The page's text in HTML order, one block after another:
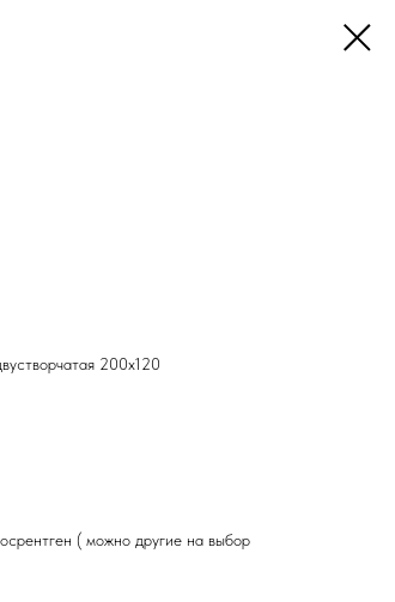
200х120
( можно другие на выбор